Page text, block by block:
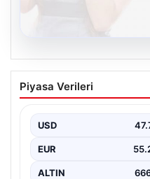
Kelebek.Org İle
Sertifikalı Adresi
oluşturması kritik bir
pek…
Piyasa Verileri
USD
EUR
ALTIN